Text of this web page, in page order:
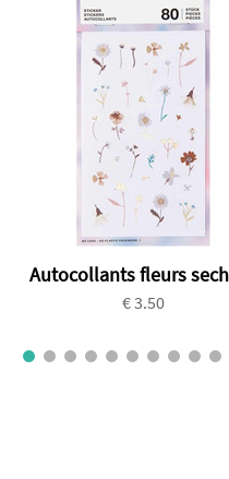
Autocollants fleurs
€ 3.50